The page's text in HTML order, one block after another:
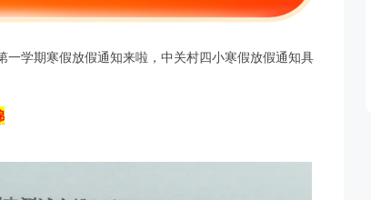
一学期寒假放假通知来啦，中关村四小寒假放假通知具